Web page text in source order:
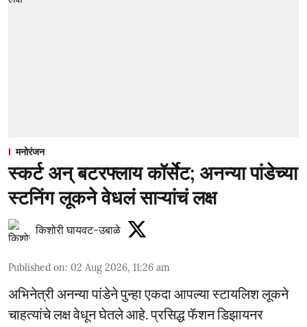
मनोरंजन
स्कर्ट अन् बटरफ्लाय कॉर्सेट; अनन्या पांडेच्या
स्टनिंग लूकने वेधलं साऱ्यांचं लक्ष
किशोरी घायवट-उबाळे
Published on: 02 Aug 2026, 11:26 am
अभिनेत्री अनन्या पांडेने पुन्हा एकदा आपल्या स्टायलिश लूकने
चाहत्यांचे लक्ष वेधून घेतले आहे. प्रसिद्ध फॅशन डिझायनर